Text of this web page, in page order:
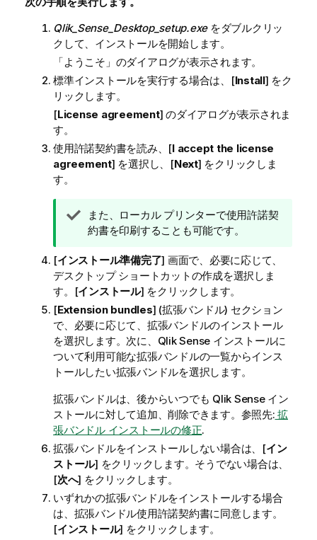
Qlik_Sense_Desktop_setup.exeをダブルクリッ
クして、インストールを開始します。
「ようこそ」のダイアログが表示されます。
標準インストールを実行する場合は、[Install] をク
リックします。
[License agreement] のダイアログが表示されま
す。
使用許諾契約書を読み、[I accept the license
agreement] を選択し、[Next] をクリックしま
す。
ヒ
ン
メ
モ
また、ローカル プリンターで使用許諾契
約書を印刷することも可能です。
[インストール準備完了] 画面で、必要に応じて、
デスクトップ ショートカットの作成を選択しま
す。[インストール] をクリックします。
[Extension bundles] (拡張バンドル) セクション
で、必要に応じて、拡張バンドルのインストール
を選択します。次に、 Qlik Sense インストールに
ついて利用可能な拡張バンドルの一覧からインス
トールしたい拡張バンドルを選択します。
拡張バンドルは、後からいつでも Qlik Senseイン
ストールに対して追加、削除できます。参照先: 拡
張バンドル インストールの修正.
拡張バンドルをインストールしない場合は、[イン
ストール] をクリックします。そうでない場合は、
[次へ] をクリックします。
いずれかの拡張バンドルをインストールする場合
は、拡張バンドル使用許諾契約書に同意します。
[インストール] をクリックします。